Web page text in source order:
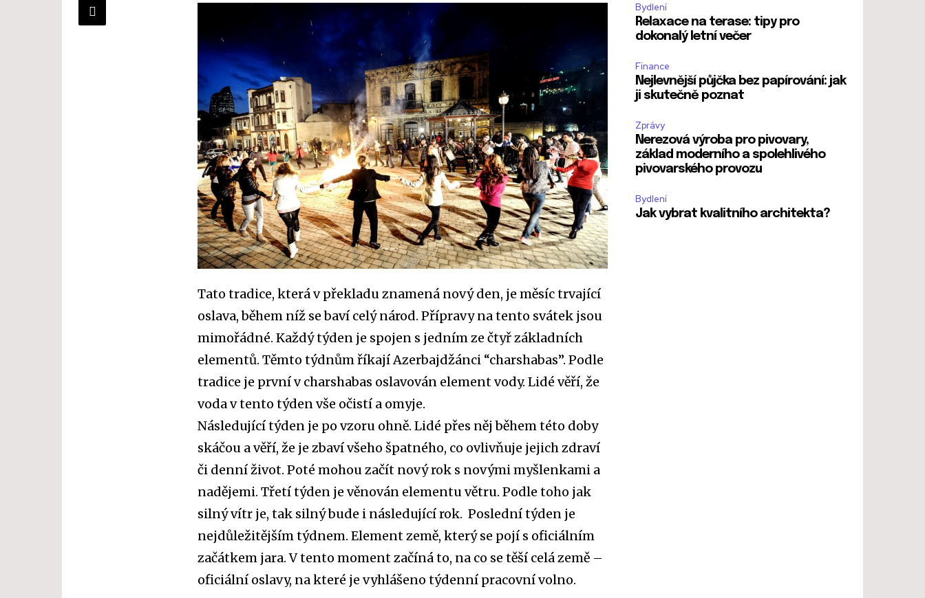
Tato tradice, která v překladu znamená nový den, je měsíc trvající
oslava, během níž se baví celý národ. Přípravy na tento svátek jsou
mimořádné. Každý týden je spojen s jedním ze čtyř základních
elementů. Těmto týdnům říkají Azerbajdžánci “charshabas”. Podle
tradice je první v charshabas oslavován element vody. Lidé věří, že
voda v tento týden vše očistí a omyje.
Následující týden je po vzoru ohně. Lidé přes něj během této doby
skáčou a věří, že je zbaví všeho špatného, co ovlivňuje jejich zdraví
či denní život. Poté mohou začít nový rok s novými myšlenkami a
nadějemi. Třetí týden je věnován elementu větru. Podle toho jak
silný vítr je, tak silný bude i následující rok. Poslední týden je
nejdůležitějším týdnem. Element země, který se pojí s oficiálním
začátkem jara. V tento moment začíná to, na co se těší celá země –
oficiální oslavy, na které je vyhlášeno týdenní pracovní volno.
Bydlení
Relaxace na terase: tipy pro
dokonalý letní večer
Finance
Nejlevnější půjčka bez papírování: jak
ji skutečně poznat
Zprávy
Nerezová výroba pro pivovary,
základ moderního a spolehlivého
pivovarského provozu
Bydlení
Jak vybrat kvalitního architekta?